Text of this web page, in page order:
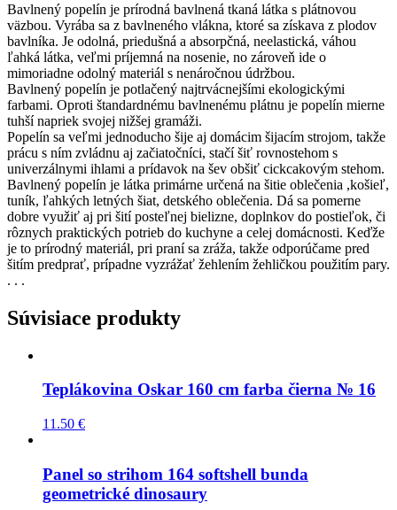
Bavlnený popelín je prírodná bavlnená tkaná látka s plátnovou
väzbou. Vyrába sa z bavlneného vlákna, ktoré sa získava z plodov
bavlníka. Je odolná, priedušná a absorpčná, neelastická, váhou
ľahká látka, veľmi príjemná na nosenie, no zároveň ide o
mimoriadne odolný materiál s nenáročnou údržbou.
Bavlnený popelín je potlačený najtrvácnejšími ekologickými
farbami. Oproti štandardnému bavlnenému plátnu je popelín mierne
tuhší napriek svojej nižšej gramáži.
Popelín sa veľmi jednoducho šije aj domácim šijacím strojom, takže
prácu s ním zvládnu aj začiatočníci, stačí šiť rovnostehom s
univerzálnymi ihlami a prídavok na šev obšiť cickcakovým stehom.
Bavlnený popelín je látka primárne určená na šitie oblečenia ,košieľ,
tuník, ľahkých letných šiat, detského oblečenia. Dá sa pomerne
dobre využiť aj pri šití posteľnej bielizne, doplnkov do postieľok, či
rôznych praktických potrieb do kuchyne a celej domácnosti. Keďže
je to prírodný materiál, pri praní sa zráža, takže odporúčame pred
šitím predprať, prípadne vyzrážať žehlením žehličkou použitím pary.
. . .
Súvisiace produkty
Teplákovina Oskar 160 cm farba čierna № 16
11.50 €
Panel so strihom 164 softshell bunda
geometrické dinosaury